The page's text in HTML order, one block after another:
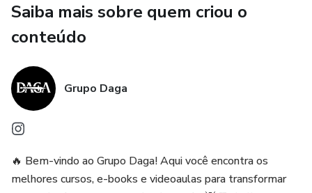
Ideias de lanches rápidos e acessíveis para manter a
energia o dia todo
Sugestões de bebidas que hidratam e ajudam seu corpo a
funcionar melhor
Um plano leve e flexível que se adapta à sua rotina, não o
💡 O segredo está nas pequenas trocas — não na
Saiba mais sobre quem criou o
conteúdo
Grupo Daga
🔥 Bem-vindo ao Grupo Daga! Aqui você encontra os
melhores cursos, e-books e videoaulas para transformar